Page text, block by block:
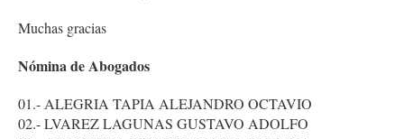
Muchas gracias
Nómina de Abogados
01.- ALEGRIA TAPIA ALEJANDRO OCTAVIO
02.- LVAREZ LAGUNAS GUSTAVO ADOLFO